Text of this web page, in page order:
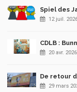
Spiel des
12 juil.
CDLB :
20 avr. 2026
De retour
29 mars